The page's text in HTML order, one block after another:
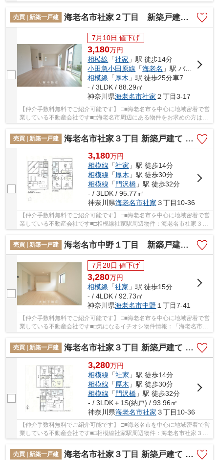
「海老名市社家２丁目 新築戸建て 全10棟 【...
売買 | 新築一戸建
海老名市社家２丁目 新築戸建て 全10棟 【仲介手数料無料】
7月10日 値下げ
3,180万円
相模線 「社家 」駅 徒歩14分
小田急小田原線 「海老名 」駅 バス9分 「今里」 停歩9分
相模線 「厚木 」駅 徒歩25分車7分 2.4km
- / 3LDK / 88.29㎡
神奈川県海老名市社家 ２丁目3-17
【仲介手数料無料でご紹介可能です】 □■海老名市を中心に地域密着で営
業している不動産会社です■□海老名市周辺にある物件をお求めの方は
「海老名市社家２丁目 新築戸建て 全10棟 【...
売買 | 新築一戸建
海老名市社家３丁目 新築戸建て 全3棟【仲介手数料無料】
3,180万円
相模線 「社家 」駅 徒歩14分
相模線 「厚木 」駅 徒歩30分
相模線 「 門沢橋」駅 徒歩32分
- / 3LDK / 95.77㎡
神奈川県海老名市社家 ３丁目10-36
【仲介手数料無料でご紹介可能です】 □■海老名市を中心に地域密着で営
業している不動産会社です■□相模線社家駅周辺物件：海老名市社家３丁
売買 | 新築一戸建
海老名市中野１丁目 新築戸建て 全１棟【仲介手数料無料】
7月28日 値下げ
3,280万円
相模線 「社家 」駅 徒歩15分
- / 4LDK / 92.73㎡
神奈川県海老名市中野１丁目7-41
【仲介手数料無料でご紹介可能です】 □■海老名市を中心に地域密着で営
業している不動産会社です■□気になるイチオシ物件情報：「海老名市中
売買 | 新築一戸建
海老名市社家３丁目 新築戸建て 全3棟【仲介手数料無料】
3,280万円
相模線 「社家 」駅 徒歩14分
相模線 「厚木 」駅 徒歩30分
相模線 「 門沢橋」駅 徒歩32分
- / 3LDK＋1S(納戸) / 93.96㎡
神奈川県海老名市社家 ３丁目10-36
【仲介手数料無料でご紹介可能です】 □■海老名市を中心に地域密着で営
業している不動産会社です■□相模線社家駅周辺物件：海老名市社家３丁
売買 | 新築一戸建
海老名市社家３丁目 新築戸建て 全3棟【仲介手数料無料】